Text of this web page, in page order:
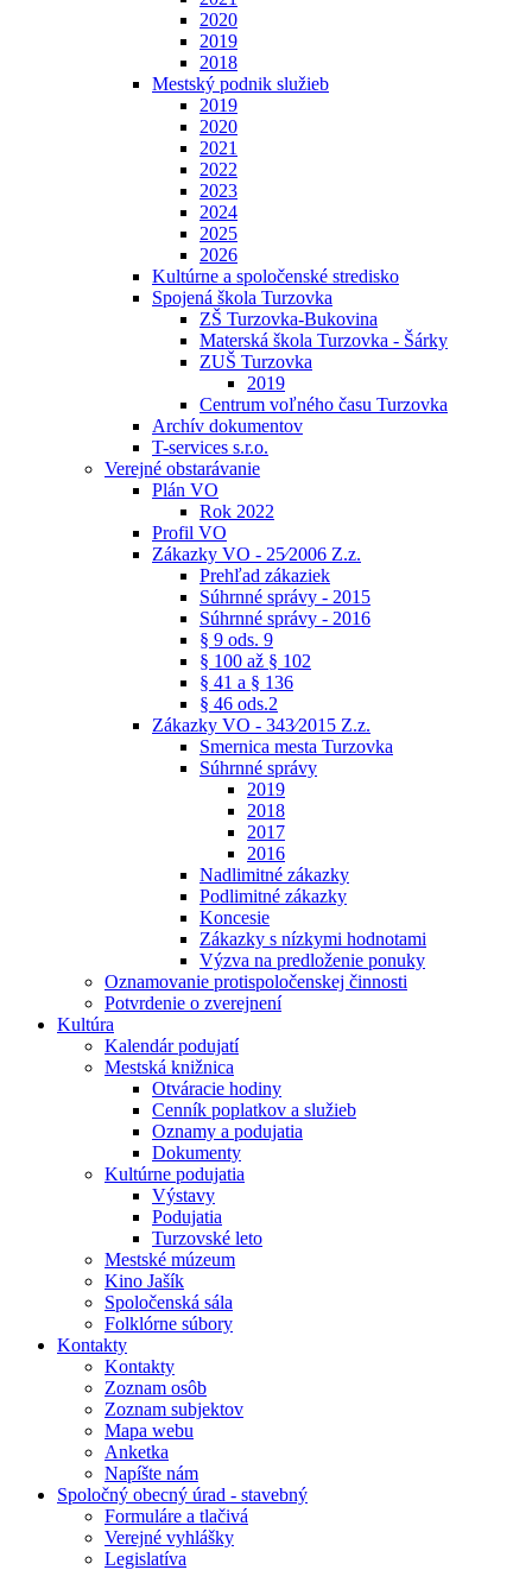
2020
2019
2018
Mestský podnik služieb
2019
2020
2021
2022
2023
2024
2025
2026
Kultúrne a spoločenské stredisko
Spojená škola Turzovka
ZŠ Turzovka-Bukovina
Materská škola Turzovka - Šárky
ZUŠ Turzovka
2019
Centrum voľného času Turzovka
Archív dokumentov
T-services s.r.o.
Verejné obstarávanie
Plán VO
Rok 2022
Profil VO
Zákazky VO - 25⁄2006 Z.z.
Prehľad zákaziek
Súhrnné správy - 2015
Súhrnné správy - 2016
§ 9 ods. 9
§ 100 až § 102
§ 41 a § 136
§ 46 ods.2
Zákazky VO - 343⁄2015 Z.z.
Smernica mesta Turzovka
Súhrnné správy
2019
2018
2017
2016
Nadlimitné zákazky
Podlimitné zákazky
Koncesie
Zákazky s nízkymi hodnotami
Výzva na predloženie ponuky
Oznamovanie protispoločenskej činnosti
Potvrdenie o zverejnení
Kultúra
Kalendár podujatí
Mestská knižnica
Otváracie hodiny
Cenník poplatkov a služieb
Oznamy a podujatia
Dokumenty
Kultúrne podujatia
Výstavy
Podujatia
Turzovské leto
Mestské múzeum
Kino Jašík
Spoločenská sála
Folklórne súbory
Kontakty
Kontakty
Zoznam osôb
Zoznam subjektov
Mapa webu
Anketka
Napíšte nám
Spoločný obecný úrad - stavebný
Formuláre a tlačivá
Verejné vyhlášky
Legislatíva